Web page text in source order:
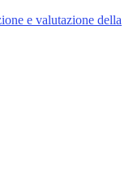
e valutazione della